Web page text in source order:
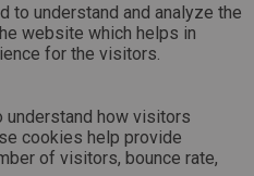
to understand and analyze the
website which helps in
for the visitors.
understand how visitors
cookies help provide
of visitors, bounce rate,